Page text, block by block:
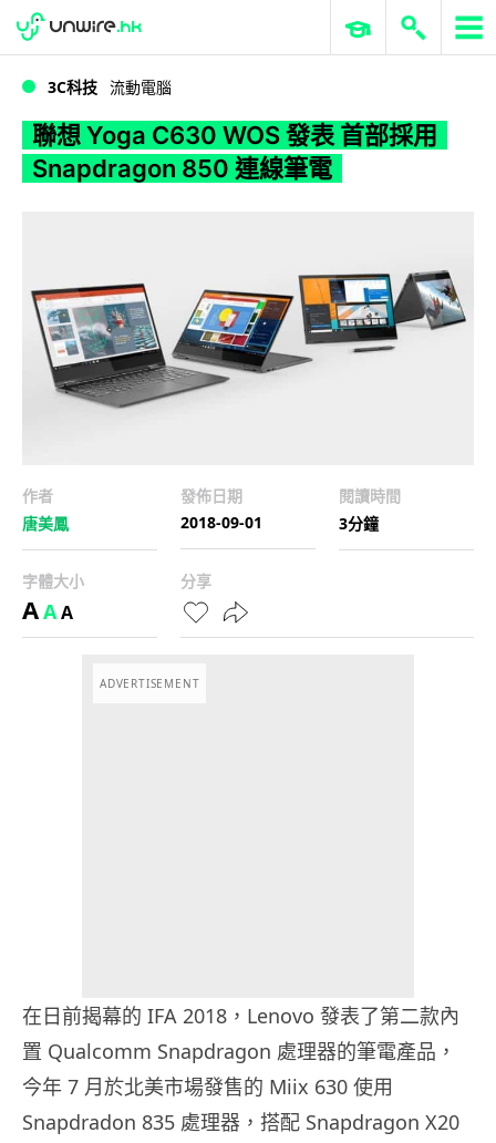
WWDC 2026 ERP 與商業 AI
3C科技 流動電腦
聯想 Yoga C630 WOS 發表 首部採用
Snapdragon 850 連線筆電
作者
唐美鳳
發佈日期
2018-09-01
閱讀時間
3分鐘
字體大小
AAA
分享
ADVERTISEMENT
在日前揭幕的 IFA 2018，Lenovo 發表了第二款內
置 Qualcomm Snapdragon 處理器的筆電產品，
今年 7 月於北美市場發售的 Miix 630 使用
Snapdradon 835 處理器，搭配 Snapdragon X20